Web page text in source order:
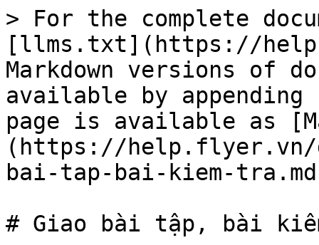
> For the complete
[llms.txt](https://
Markdown versions of
available by
page is available as
(https://help.flyer.vn/
bai-tap-bai-kiem-
# Giao bài tập, bài